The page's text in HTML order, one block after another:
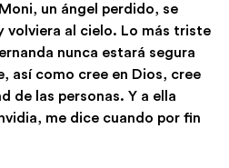
un ángel perdido, se
volviera al cielo. Lo más triste
nunca estará segura
así como cree en Dios, cree
de las personas. Y a ella
me dice cuando por fin